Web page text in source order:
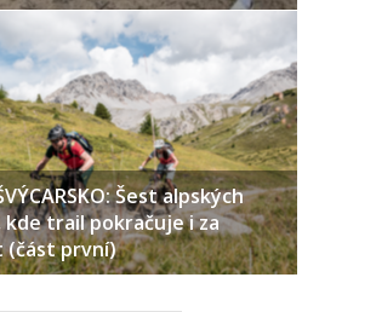
Šest alpských
trail pokračuje i za
(část první)